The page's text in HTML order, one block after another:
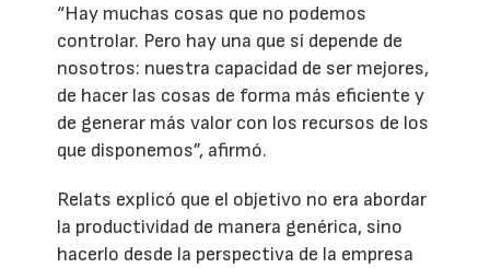
“Hay muchas cosas que no podemos
controlar. Pero hay una que sí depende de
nosotros: nuestra capacidad de ser mejores,
de hacer las cosas de forma más eficiente y
de generar más valor con los recursos de los
que disponemos”, afirmó.
Relats explicó que el objetivo no era abordar
la productividad de manera genérica, sino
hacerlo desde la perspectiva de la empresa